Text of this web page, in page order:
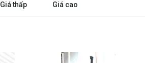
Giá thấp Giá cao